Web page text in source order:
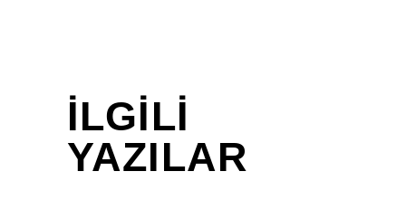
İLGILI
YAZILAR